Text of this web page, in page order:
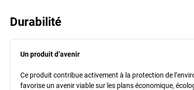
Durabilité
Un produit d’avenir
Ce produit contribue activement à la protection de
favorise un avenir viable sur les plans économique,